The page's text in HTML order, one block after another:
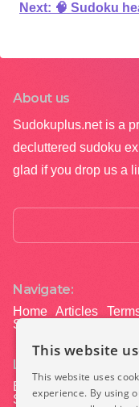
Next: 🧠 Sudoku
About us
Sudokuplus.net is a
decluttered sudoku
glad if you drop us a
Navigate:
Home Articles
Sitemap
Languages:
English Slovak
Spanish
Russian
This website
This website uses
experience. By using